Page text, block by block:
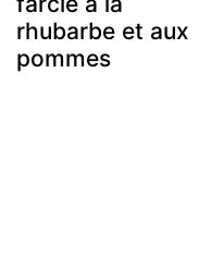
rhubarbe et aux
pommes